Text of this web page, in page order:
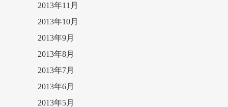
2013年11月
2013年10月
2013年9月
2013年8月
2013年7月
2013年6月
2013年5月